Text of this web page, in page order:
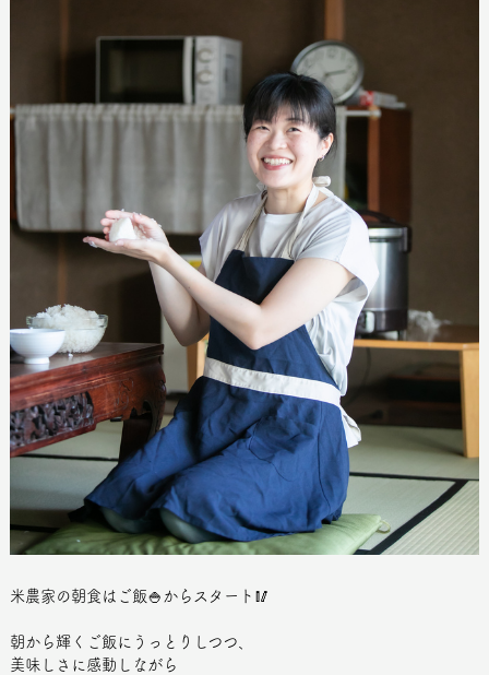
米農家の朝食はご飯🍚からスタート🥢
朝から輝くご飯にうっとりしつつ、
美味しさに感動しながら